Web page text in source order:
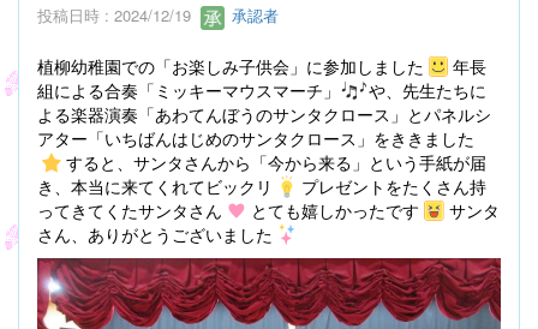
投稿日時 : 2024/12/19 承認者
植柳幼稚園での「お楽しみ子供会」に参加しました
年長
組による合奏「ミッキーマウスマーチ」
や、先生たちに
よる楽器演奏「あわてんぼうのサンタクロース」とパネルシ
アター「いちばんはじめのサンタクロース」をききました
すると、サンタさんから「今から来る」という手紙が届
き、本当に来てくれてビックリ
プレゼントをたくさん持
ってきてくたサンタさん
とても嬉しかったです
サンタ
さん、ありがとうございました